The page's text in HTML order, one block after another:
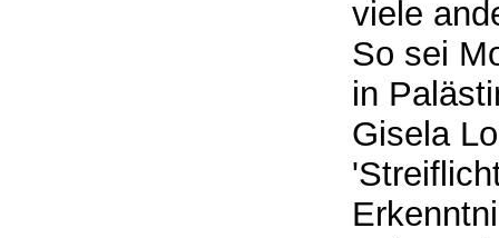
viele
So sei
in
Gisela